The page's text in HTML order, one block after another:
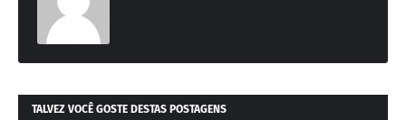
TALVEZ VOCÊ GOSTE DESTAS POSTAGENS